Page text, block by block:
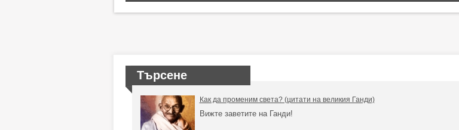
Търсене
Как да променим света? (цитати на великия Ганди)
Вижте заветите на Ганди!